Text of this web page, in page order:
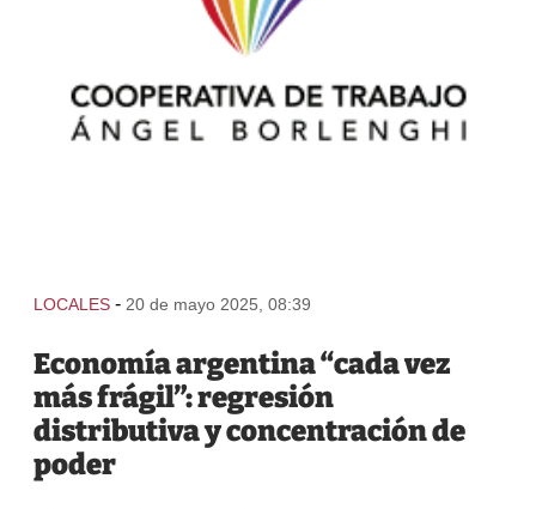
LOCALES - 20 de mayo 2025, 08:39
Economía argentina “cada vez
más frágil”: regresión
distributiva y concentración de
poder